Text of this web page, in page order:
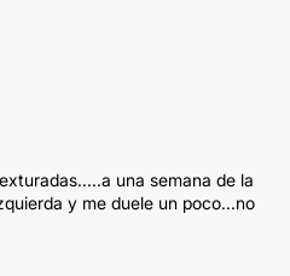
una semana de la
y me duele un poco...no